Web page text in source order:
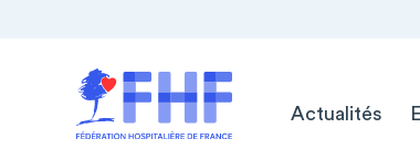
Actualités